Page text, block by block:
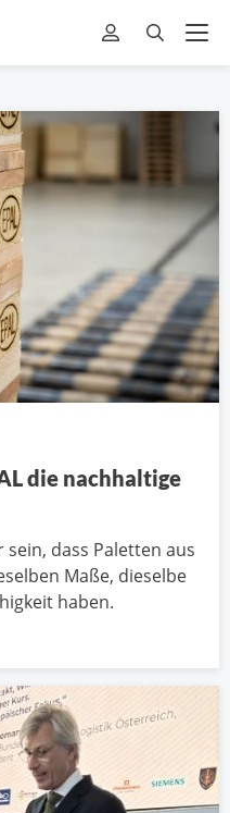
die nachhaltige
dass Paletten aus
Maße, dieselbe
haben.